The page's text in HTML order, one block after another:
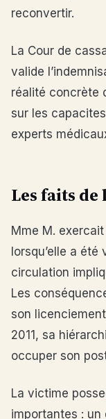
reconvertir.
La Cour de
valide
réalité concrète
sur les
experts
Les faits de
Mme M.
lorsqu’elle a
circulation
Les
son
2011, sa
occuper son
La victime
importantes : un